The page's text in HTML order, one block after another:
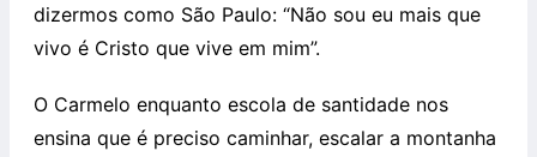
dizermos como São Paulo: “Não sou eu mais que
vivo é Cristo que vive em mim”.
O Carmelo enquanto escola de santidade nos
ensina que é preciso caminhar, escalar a montanha